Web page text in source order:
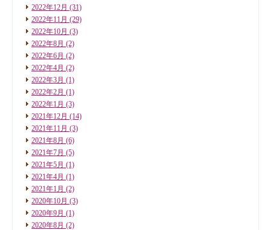
2022年12月 (31)
2022年11月 (29)
2022年10月 (3)
2022年8月 (2)
2022年6月 (2)
2022年4月 (2)
2022年3月 (1)
2022年2月 (1)
2022年1月 (3)
2021年12月 (14)
2021年11月 (3)
2021年8月 (6)
2021年7月 (5)
2021年5月 (1)
2021年4月 (1)
2021年1月 (2)
2020年10月 (3)
2020年9月 (1)
2020年8月 (2)